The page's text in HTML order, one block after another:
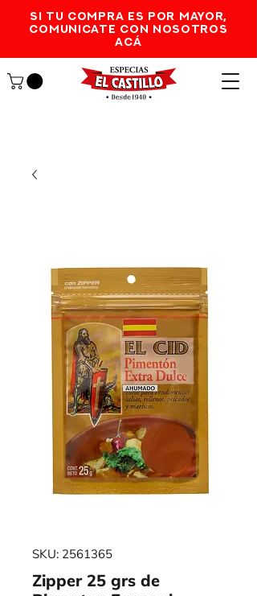
SI TU COMPRA ES POR MAYOR,
comunicate con nosotros
acá
SKU: 2561365
Zipper 25 grs de